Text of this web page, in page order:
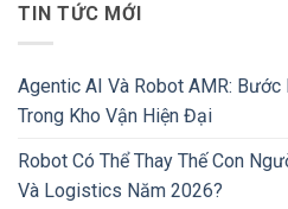
TIN TỨC MỚI
Agentic AI Và Robot AMR:
Trong Kho Vận Hiện Đại
Robot Có Thể Thay Thế Con
Và Logistics Năm 2026?